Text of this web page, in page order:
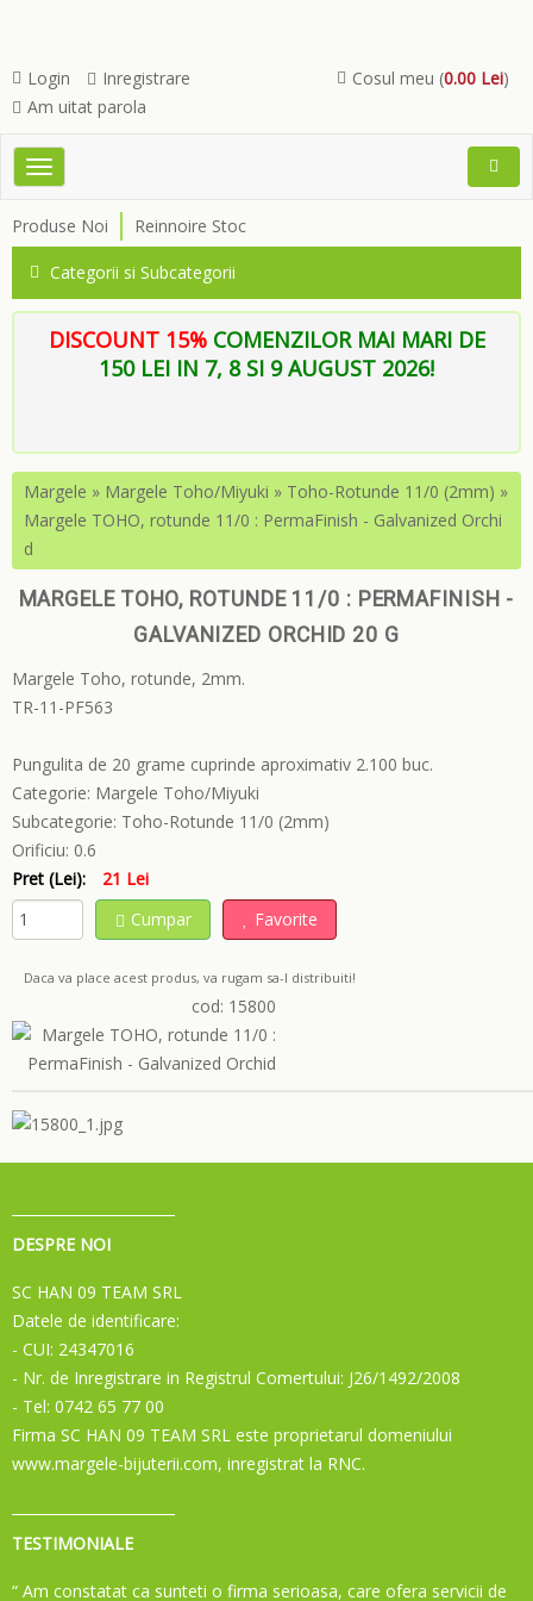
Cosul meu (0.00 Lei)
Login
Inregistrare
Am uitat parola
Toggle
Open
Produse Noi Reinnoire Stoc
Categorii si Subcategorii
DISCOUNT 15% COMENZILOR MAI MARI DE
150 LEI IN 7, 8 SI 9 AUGUST 2026!
Margele » Margele Toho/Miyuki » Toho-Rotunde 11/0 (2mm) »
Margele TOHO, rotunde 11/0 : PermaFinish - Galvanized Orchi
d
MARGELE TOHO, ROTUNDE 11/0 : PERMAFINISH -
GALVANIZED ORCHID 20 G
Margele Toho, rotunde, 2mm.
TR-11-PF563
Pungulita de 20 grame cuprinde aproximativ 2.100 buc.
Categorie: Margele Toho/Miyuki
Subcategorie: Toho-Rotunde 11/0 (2mm)
Orificiu: 0.6
Pret (Lei):
21 Lei
Cumpar
Favorite
Daca va place acest produs, va rugam sa-l distribuiti!
cod: 15800
DESPRE NOI
SC HAN 09 TEAM SRL
Datele de identificare:
- CUI: 24347016
- Nr. de Inregistrare in Registrul Comertului: J26/1492/2008
- Tel: 0742 65 77 00
Firma SC HAN 09 TEAM SRL este proprietarul domeniului
www.margele-bijuterii.com, inregistrat la RNC.
TESTIMONIALE
“ Am constatat ca sunteti o firma serioasa, care ofera servicii de